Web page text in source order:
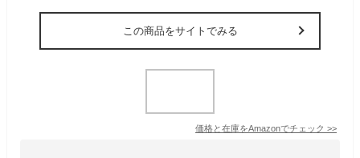
この商品をサイトでみる
価格と在庫をAmazonでチェック >>